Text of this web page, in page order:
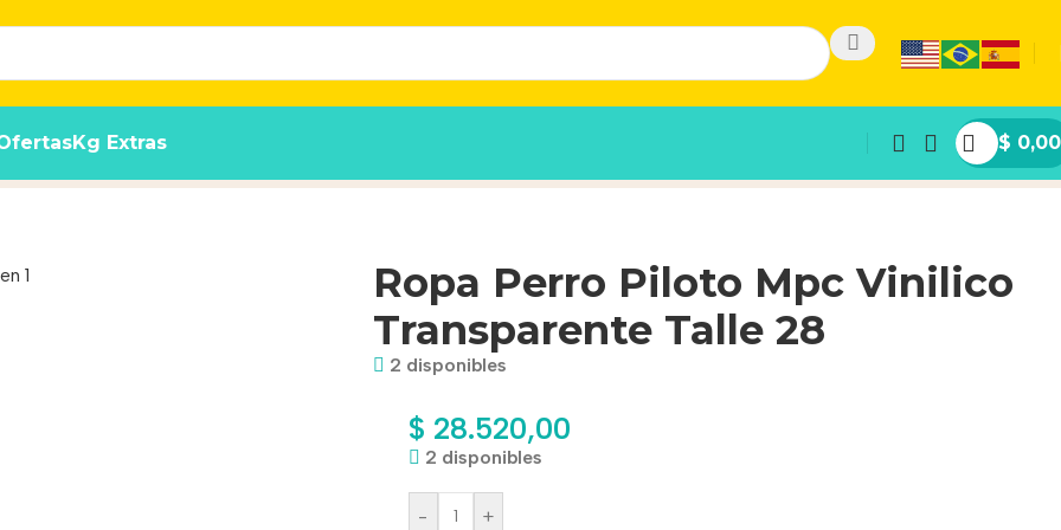
Kg Extras $ 0,00
Talle 28
Ropa Perro Piloto Mpc Vinilico
Transparente Talle 28
2 disponibles
$ 28.520,00
2 disponibles
- +